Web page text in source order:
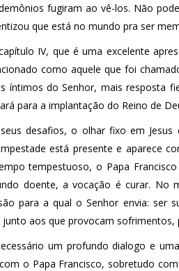
fugiram ao vê-los. Não
que está no mundo pra ser
IV, que é uma excelente
como aquele que foi
íntimos do Senhor, mais resposta
para a implantação do Reino de
desafios, o olhar fixo em Jesus
está presente e aparece
tempestuoso, o Papa
doente, a vocação é curar. No
para a qual o Senhor envia: ser
aos que provocam sofrimentos,
um profundo dialogo e
o Papa Francisco, sobretudo